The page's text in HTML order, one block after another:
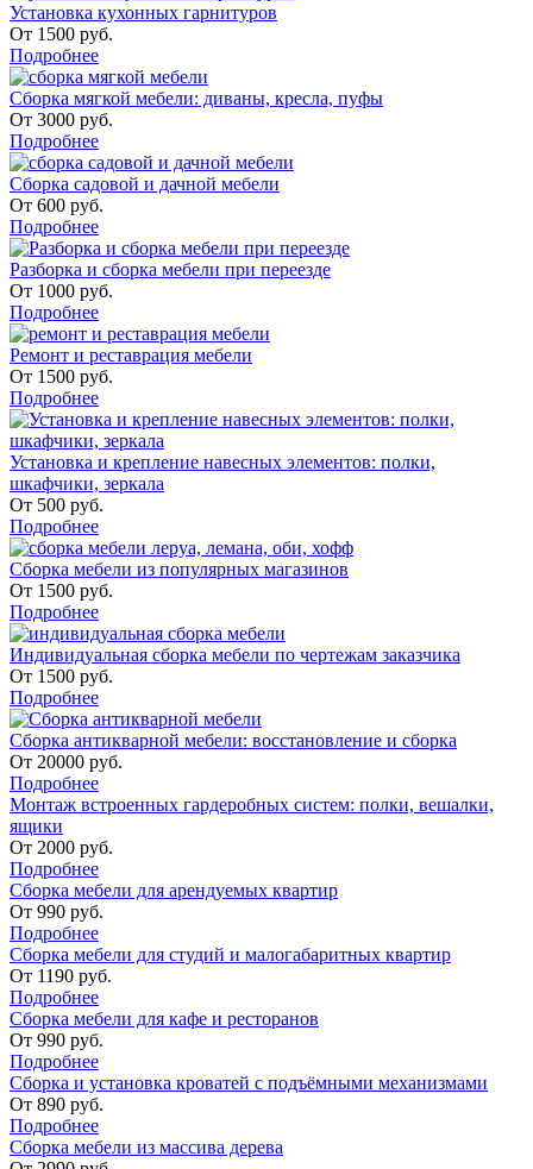
Установка кухонных гарнитуров
От 1500 руб.
Подробнее
Сборка мягкой мебели: диваны, кресла, пуфы
От 3000 руб.
Подробнее
Сборка садовой и дачной мебели
От 600 руб.
Подробнее
Разборка и сборка мебели при переезде
От 1000 руб.
Подробнее
Ремонт и реставрация мебели
От 1500 руб.
Подробнее
Установка и крепление навесных элементов: полки,
шкафчики, зеркала
От 500 руб.
Подробнее
Сборка мебели из популярных магазинов
От 1500 руб.
Подробнее
Индивидуальная сборка мебели по чертежам заказчика
От 1500 руб.
Подробнее
Сборка антикварной мебели: восстановление и сборка
От 20000 руб.
Подробнее
Монтаж встроенных гардеробных систем: полки, вешалки,
ящики
От 2000 руб.
Подробнее
Сборка мебели для арендуемых квартир
От 990 руб.
Подробнее
Сборка мебели для студий и малогабаритных квартир
От 1190 руб.
Подробнее
Сборка мебели для кафе и ресторанов
От 990 руб.
Подробнее
Сборка и установка кроватей с подъёмными механизмами
От 890 руб.
Подробнее
Сборка мебели из массива дерева